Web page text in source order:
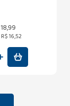
18,99
R$ 16,52